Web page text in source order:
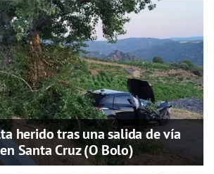
herido tras una salida de vía
Santa Cruz (O Bolo)